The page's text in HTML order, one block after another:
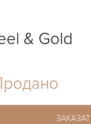
& Gold